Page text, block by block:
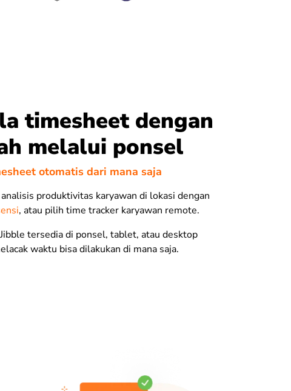
timesheet dengan
melalui ponsel
otomatis dari mana saja
produktivitas karyawan di lokasi dengan
, atau pilih time tracker karyawan remote.
tersedia di ponsel, tablet, atau desktop
waktu bisa dilakukan di mana saja.